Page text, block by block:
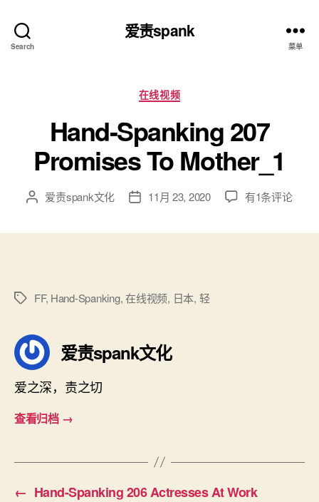
Search
爱责spank
菜单
分
类
在线视频
Hand-Spanking 207
Promises To Mother_1
文 爱责spank文化
发 11月 23, 2020
Hand-
有1条评论
标
FF, Hand-Spanking,在线视频, 日本, 轻
爱责spank文化
爱之深，责之切
查看归档 →
← Hand-Spanking 206 Actresses At Work